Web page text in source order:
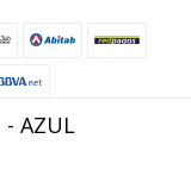
- AZUL